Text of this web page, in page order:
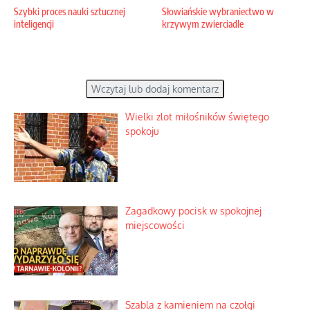
Szybki proces nauki sztucznej
inteligencji
Słowiańskie wybraniectwo w
krzywym zwierciadle
Wczytaj lub dodaj komentarz
Wielki zlot miłośników świętego
spokoju
Zagadkowy pocisk w spokojnej
miejscowości
Szabla z kamieniem na czołgi